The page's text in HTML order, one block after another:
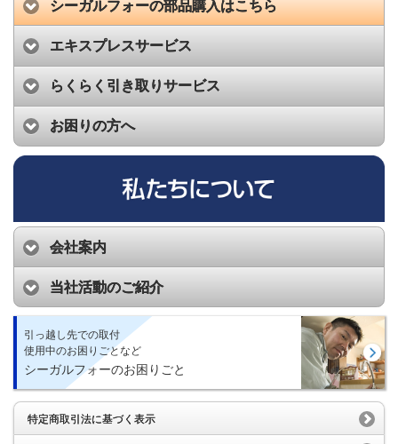
シーガルフォーの部品購入はこちら
エキスプレスサービス
らくらく引き取りサービス
お困りの方へ
会社案内
当社活動のご紹介
引っ越し先での取付
使用中のお困りごとなど
シーガルフォーのお困りごと
特定商取引法に基づく表示